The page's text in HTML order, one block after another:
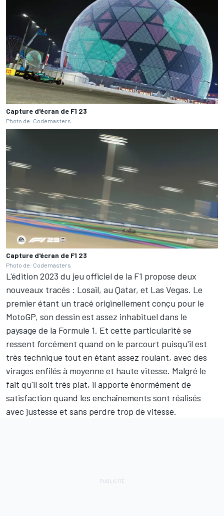
Capture d'écran de F1 23
Photo de: Codemasters
Capture d'écran de F1 23
Photo de: Codemasters
L'édition 2023 du jeu officiel de la F1 propose deux
nouveaux tracés : Losail, au Qatar, et Las Vegas. Le
premier étant un tracé originellement conçu pour le
MotoGP, son dessin est assez inhabituel dans le
paysage de la Formule 1. Et cette particularité se
ressent forcément quand on le parcourt puisqu'il est
très technique tout en étant assez roulant, avec des
virages enfilés à moyenne et haute vitesse. Malgré le
fait qu'il soit très plat, il apporte énormément de
satisfaction quand les enchaînements sont réalisés
avec justesse et sans perdre trop de vitesse.